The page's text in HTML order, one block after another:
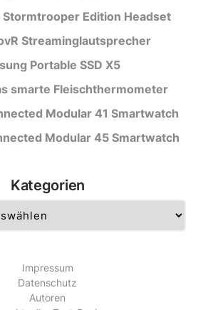
Stormtrooper Edition Headset
Streaminglautsprecher
Portable SSD X5
smarte Fleischthermometer
Modular 41 Smartwatch
Modular 45 Smartwatch
Kategorien
Impressum
Datenschutz
Autoren